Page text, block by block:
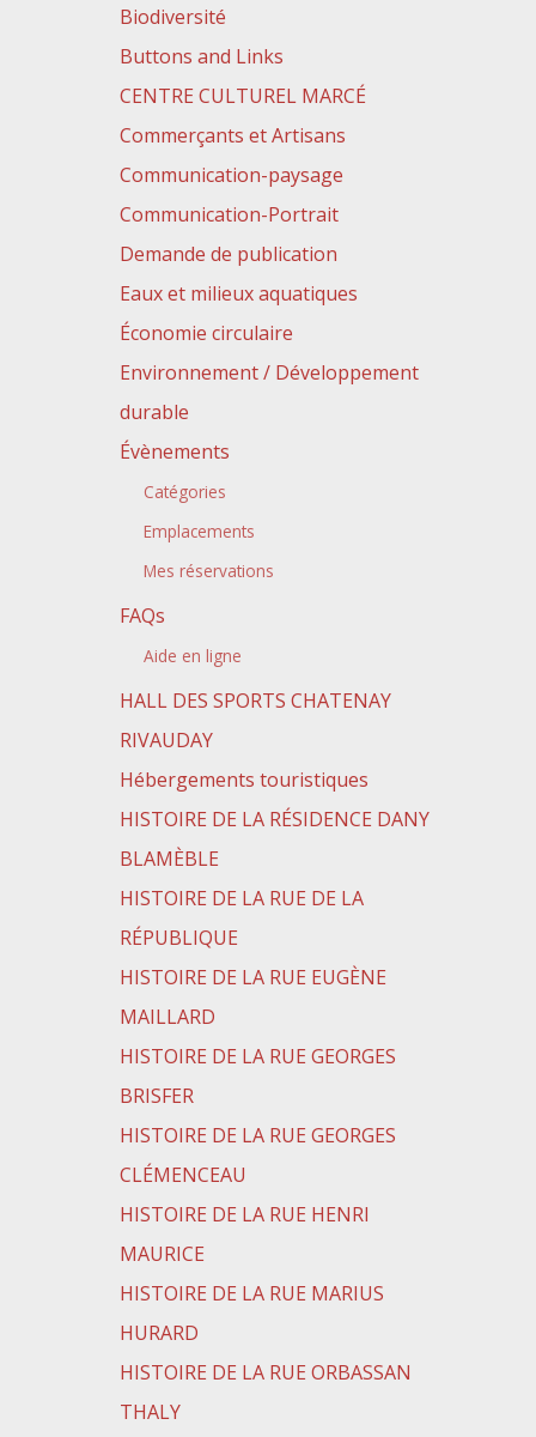
Biodiversité
Buttons and Links
CENTRE CULTUREL MARCÉ
Commerçants et Artisans
Communication-paysage
Communication-Portrait
Demande de publication
Eaux et milieux aquatiques
Économie circulaire
Environnement / Développement
durable
Évènements
Catégories
Emplacements
Mes réservations
FAQs
Aide en ligne
HALL DES SPORTS CHATENAY
RIVAUDAY
Hébergements touristiques
HISTOIRE DE LA RÉSIDENCE DANY
BLAMÈBLE
HISTOIRE DE LA RUE DE LA
RÉPUBLIQUE
HISTOIRE DE LA RUE EUGÈNE
MAILLARD
HISTOIRE DE LA RUE GEORGES
BRISFER
HISTOIRE DE LA RUE GEORGES
CLÉMENCEAU
HISTOIRE DE LA RUE HENRI
MAURICE
HISTOIRE DE LA RUE MARIUS
HURARD
HISTOIRE DE LA RUE ORBASSAN
THALY